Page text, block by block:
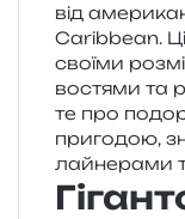
від
Caribbean.
сво­ї­ми
во­стя­ми та
те про
при­го­дою,
лай­не­ра­ми